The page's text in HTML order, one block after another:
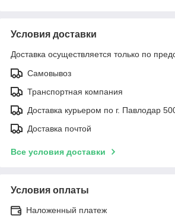
Условия доставки
Доставка осуществляется только по
Самовывоз
Транспортная компания
Доставка курьером по г. Павлодар 500
Доставка почтой
Все условия доставки
Условия оплаты
Наложенный платеж